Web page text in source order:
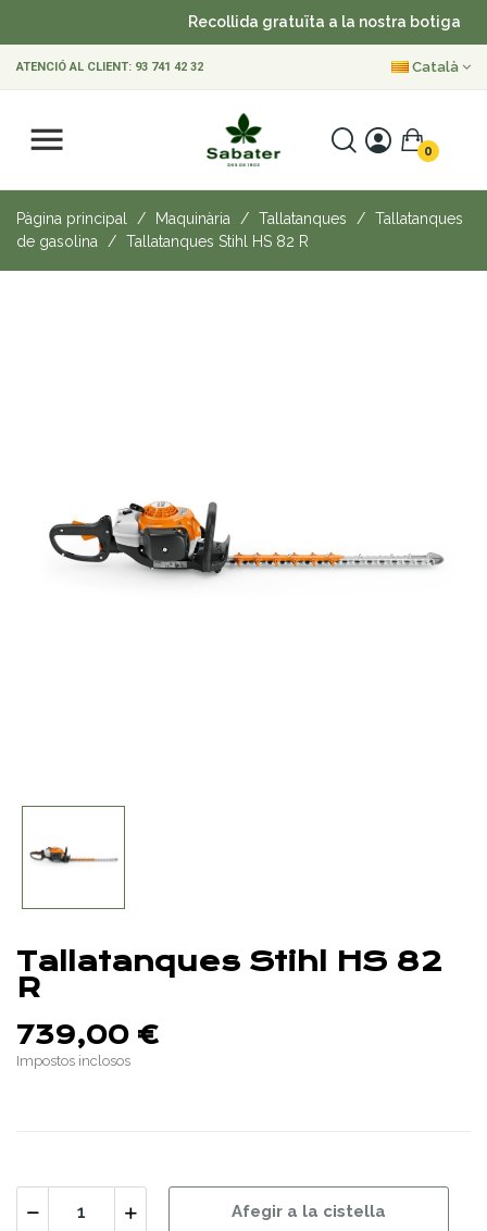
Recollida gratuïta a la nostra botiga
ATENCIÓ AL CLIENT: 93 741 42 32 Català
0
Pàgina principal Maquinària Tallatanques
Tallatanques
de gasolina
Tallatanques Stihl HS 82 R
Tallatanques Stihl HS 82
R
739,00 €
Impostos inclosos
Afegir a la cistella